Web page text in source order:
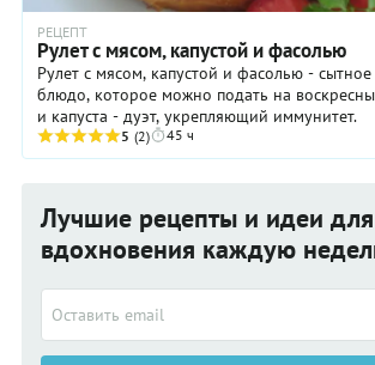
РЕЦЕПТ
Рулет с мясом, капустой и фасолью
Рулет с мясом, капустой и фасолью -
блюдо, которое можно подать на
и капуста - дуэт, укрепляющий иммунитет.
5 (2) 45 ч
Лучшие рецепты и идеи для
вдохновения каждую